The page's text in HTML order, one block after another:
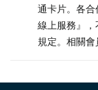
通卡片。各合
線上服務』，
規定。相關會